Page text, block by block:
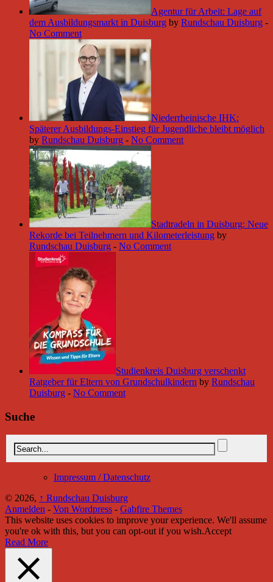
Agentur für Arbeit: Lage auf
dem Ausbildungsmarkt in Duisburg by Rundschau Duisburg -
No Comment
Niederrheinische IHK:
Späterer Ausbildungs-Einstieg für Jugendliche bleibt möglich
by Rundschau Duisburg - No Comment
Stadtradeln in Duisburg: Neue
Rekorde bei Teilnehmern und Kilometerleistung by
Rundschau Duisburg - No Comment
Studienkreis Duisburg verschenkt
Ratgeber für Eltern von Grundschulkindern by Rundschau
Duisburg - No Comment
Suche
Impressum / Datenschutz
© 2026, ↑ Rundschau Duisburg
Anmelden - Von Wordpress - Gabfire Themes
This website uses cookies to improve your experience. We'll assume
you're ok with this, but you can opt-out if you wish.Accept
Read More